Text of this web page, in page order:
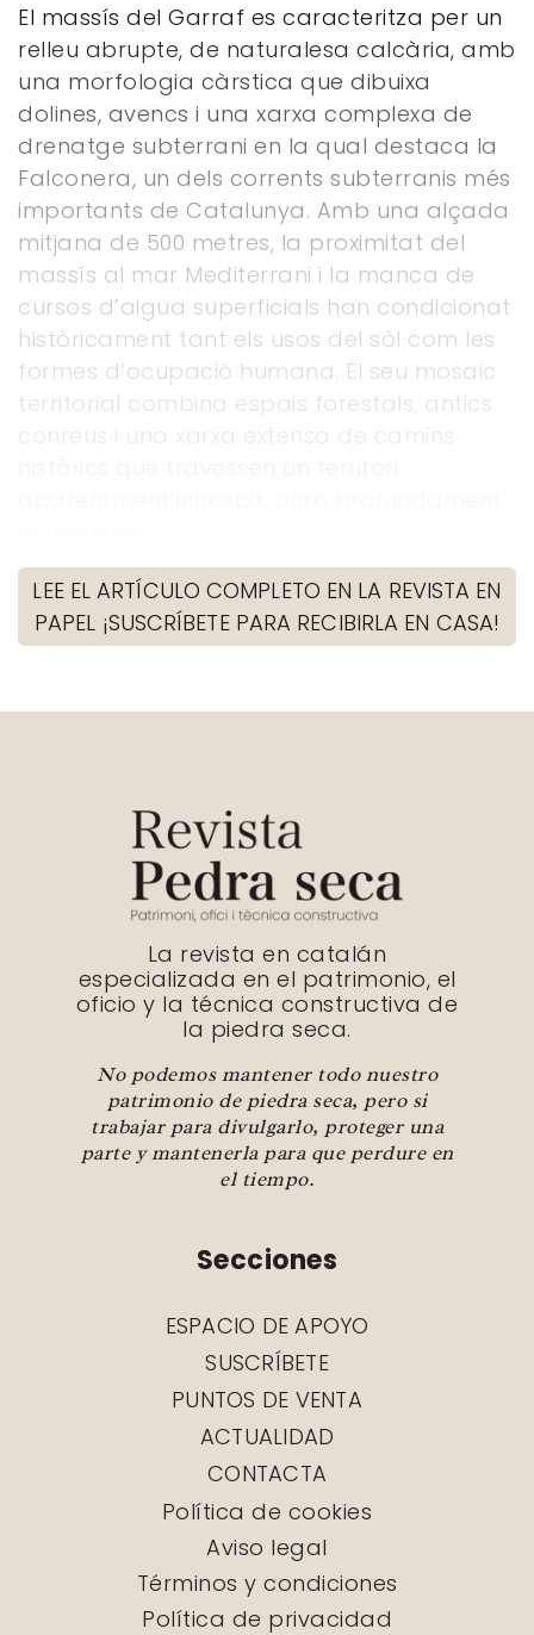
El massís del Garraf es caracteritza per un
relleu abrupte, de naturalesa calcària, amb
una morfologia càrstica que dibuixa
dolines, avencs i una xarxa complexa de
drenatge subterrani en la qual destaca la
Falconera, un dels corrents subterranis més
importants de Catalunya. Amb una alçada
mitjana de 500 metres, la proximitat del
massís al mar Mediterrani i la manca de
cursos d’aigua superficials han condicionat
històricament tant els usos del sòl com les
formes d’ocupació humana. El seu mosaic
territorial combina espais forestals, antics
LEE EL ARTÍCULO COMPLETO EN LA REVISTA EN
PAPEL ¡SUSCRÍBETE PARA RECIBIRLA EN CASA!
La revista en catalán
especializada en el patrimonio, el
oficio y la técnica constructiva de
la piedra seca.
No podemos mantener todo nuestro
patrimonio de piedra seca, pero si
trabajar para divulgarlo, proteger una
parte y mantenerla para que perdure en
el tiempo.
Secciones
ESPACIO DE APOYO
SUSCRÍBETE
PUNTOS DE VENTA
ACTUALIDAD
CONTACTA
Política de cookies
Aviso legal
Términos y condiciones
Política de privacidad